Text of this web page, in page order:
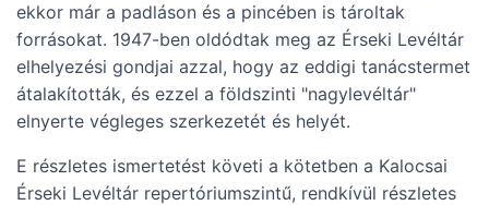
ekkor már a padláson és a pincében is tároltak
forrásokat. 1947-ben oldódtak meg az Érseki Levéltár
elhelyezési gondjai azzal, hogy az eddigi tanácstermet
átalakították, és ezzel a földszinti "nagylevéltár"
elnyerte végleges szerkezetét és helyét.
E részletes ismertetést követi a kötetben a Kalocsai
Érseki Levéltár repertóriumszintű, rendkívül részletes